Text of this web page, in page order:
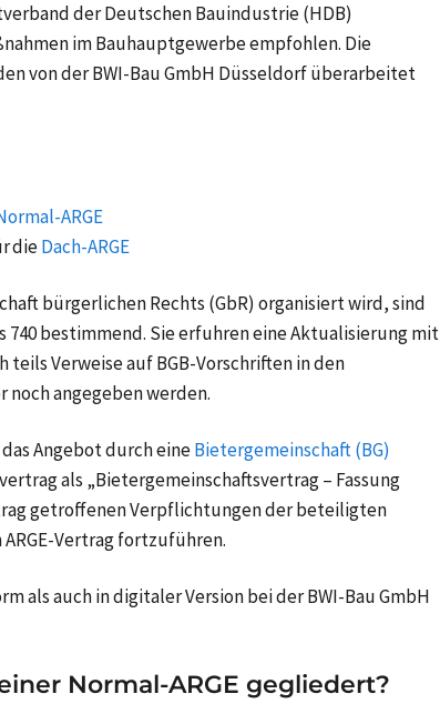
der Deutschen Bauindustrie (HDB)
im Bauhauptgewerbe empfohlen. Die
von der BWI-Bau GmbH Düsseldorf überarbeitet
ARGE
dieDach-ARGE
bürgerlichen Rechts (GbR) organisiert wird, sind
740 bestimmend. Sie erfuhren eine Aktualisierung mit
teils Verweise auf BGB-Vorschriften in den
angegeben werden.
Angebot durch eineBietergemeinschaft (BG)
als „Bietergemeinschaftsvertrag – Fassung
getroffenen Verpflichtungen der beteiligten
Vertrag fortzuführen.
als auch in digitaler Version bei der BWI-Bau GmbH
Normal-ARGE gegliedert?